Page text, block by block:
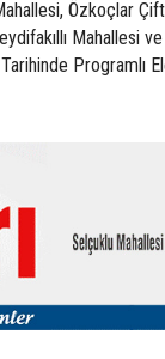
Özkoçlar
Mahallesi
Programlı